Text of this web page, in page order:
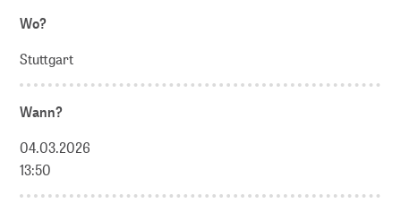
Wo?
Stuttgart
Wann?
04.03.2026
13:50